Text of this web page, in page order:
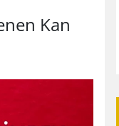
Kan